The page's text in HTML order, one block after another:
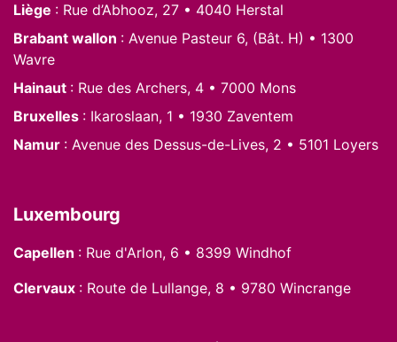
Liège : Rue d’Abhooz, 27 • 4040 Herstal
Brabant wallon : Avenue Pasteur 6, (Bât. H) • 1300
Wavre
Hainaut : Rue des Archers, 4 • 7000 Mons
Bruxelles : Ikaroslaan, 1 • 1930 Zaventem
Namur : Avenue des Dessus-de-Lives, 2 • 5101 Loyers
Luxembourg
Capellen : Rue d'Arlon, 6 • 8399 Windhof
Clervaux : Route de Lullange, 8 • 9780 Wincrange